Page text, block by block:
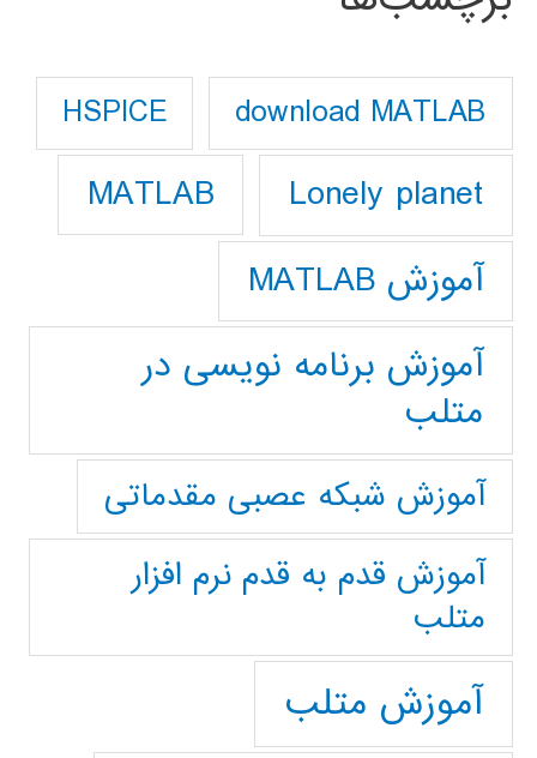
download MATLAB
HSPICE
Lonely planet
MATLAB
آموزش MATLAB
آموزش برنامه نویسی در
متلب
آموزش شبکه عصبی مقدماتی
آموزش قدم به قدم نرم افزار
متلب
آموزش متلب